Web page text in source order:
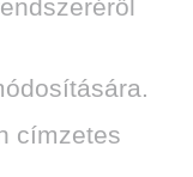
címzetes